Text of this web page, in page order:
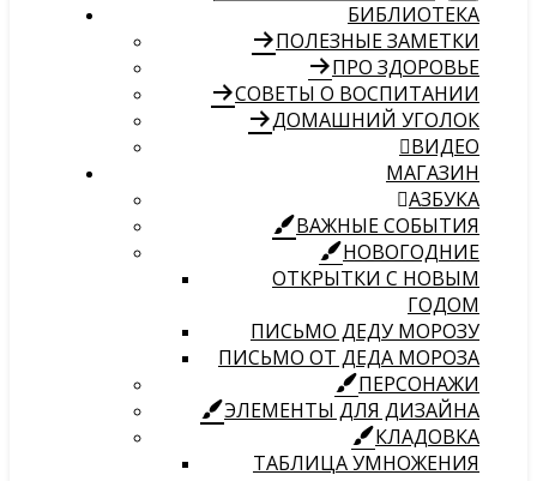
БИБЛИОТЕКА
ПОЛЕЗНЫЕ ЗАМЕТКИ
ПРО ЗДОРОВЬЕ
СОВЕТЫ О ВОСПИТАНИИ
ДОМАШНИЙ УГОЛОК
ВИДЕО
МАГАЗИН
АЗБУКА
ВАЖНЫЕ СОБЫТИЯ
НОВОГОДНИЕ
ОТКРЫТКИ С НОВЫМ
ГОДОМ
ПИСЬМО ДЕДУ МОРОЗУ
ПИСЬМО ОТ ДЕДА МОРОЗА
ПЕРСОНАЖИ
ЭЛЕМЕНТЫ ДЛЯ ДИЗАЙНА
КЛАДОВКА
ТАБЛИЦА УМНОЖЕНИЯ